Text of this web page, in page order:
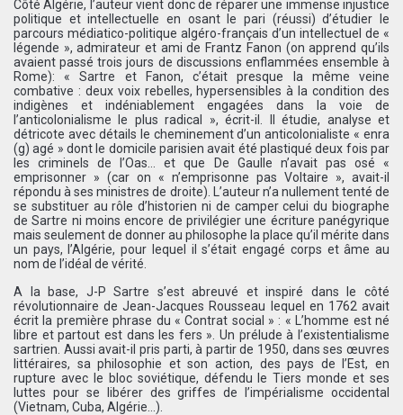
Côté Algérie, l’auteur vient donc de réparer une immense injustice
politique et intellectuelle en osant le pari (réussi) d’étudier le
parcours médiatico-politique algéro-français d’un intellectuel de «
légende », admirateur et ami de Frantz Fanon (on apprend qu’ils
avaient passé trois jours de discussions enflammées ensemble à
Rome): « Sartre et Fanon, c’était presque la même veine
combative : deux voix rebelles, hypersensibles à la condition des
indigènes et indéniablement engagées dans la voie de
l’anticolonialisme le plus radical », écrit-il. Il étudie, analyse et
détricote avec détails le cheminement d’un anticolonialiste « enra
(g) agé » dont le domicile parisien avait été plastiqué deux fois par
les criminels de l’Oas… et que De Gaulle n’avait pas osé «
emprisonner » (car on « n’emprisonne pas Voltaire », avait-il
répondu à ses ministres de droite). L’auteur n’a nullement tenté de
se substituer au rôle d’historien ni de camper celui du biographe
de Sartre ni moins encore de privilégier une écriture panégyrique
mais seulement de donner au philosophe la place qu’il mérite dans
un pays, l’Algérie, pour lequel il s’était engagé corps et âme au
nom de l’idéal de vérité.
A la base, J-P Sartre s’est abreuvé et inspiré dans le côté
révolutionnaire de Jean-Jacques Rousseau lequel en 1762 avait
écrit la première phrase du « Contrat social » : « L’homme est né
libre et partout est dans les fers ». Un prélude à l’existentialisme
sartrien. Aussi avait-il pris parti, à partir de 1950, dans ses œuvres
littéraires, sa philosophie et son action, des pays de l’Est, en
rupture avec le bloc soviétique, défendu le Tiers monde et ses
luttes pour se libérer des griffes de l’impérialisme occidental
(Vietnam, Cuba, Algérie…).